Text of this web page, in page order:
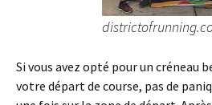
Si vous avez opté pour un créneau
votre départ de course, pas de